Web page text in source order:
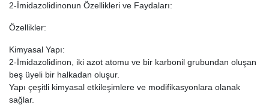
2-İmidazolidinonun Özellikleri ve Faydaları:
Özellikler:
Kimyasal Yapı:
2-İmidazolidinon, iki azot atomu ve bir karbonil grubundan oluşan
beş üyeli bir halkadan oluşur.
Yapı çeşitli kimyasal etkileşimlere ve modifikasyonlara olanak
sağlar.